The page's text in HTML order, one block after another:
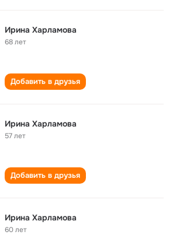
Ирина Харламова
68 лет
Добавить в друзья
Ирина Харламова
57 лет
Добавить в друзья
Ирина Харламова
60 лет